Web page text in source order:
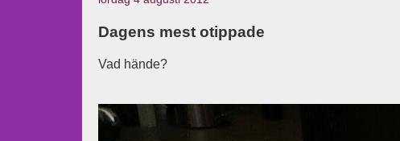
Dagens mest otippade
Vad hände?